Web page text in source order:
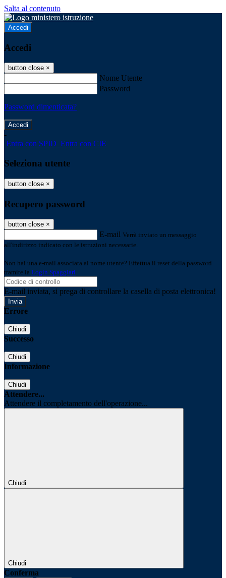
Salta al contenuto
Accedi
Accedi
button close ×
Nome Utente
Password
Password dimenticata?
-
Entra con SPID Entra con CIE
Seleziona utente
button close ×
Recupero password
button close ×
E-mail Verrà inviato un messaggio
all'indirizzo indicato con le istruzioni necessarie.
Non hai una e-mail associata al nome utente? Effettua il reset della password
tramite la Login Spaggiari
E-mail inviata, si prega di controllare la casella di posta elettronica!
Errore
Chiudi
Successo
Chiudi
Informazione
Chiudi
Attendere...
Attendere il completamento dell'operazione...
Chiudi
Chiudi
Conferma